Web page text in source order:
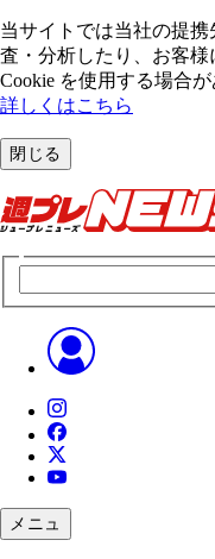
当サイトでは当社の提
査・分析したり、お客
Cookie を使⽤する場合が
詳しくはこちら
閉じる
メニュ